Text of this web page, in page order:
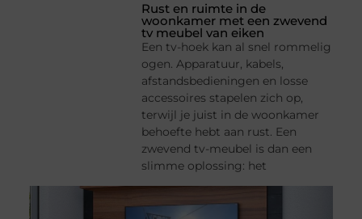
Rust en ruimte in de
woonkamer met een zwevend
tv meubel van eiken
Een tv-hoek kan al snel rommelig
ogen. Apparatuur, kabels,
afstandsbedieningen en losse
accessoires stapelen zich op,
terwijl je juist in de woonkamer
behoefte hebt aan rust. Een
zwevend tv-meubel is dan een
slimme oplossing: het